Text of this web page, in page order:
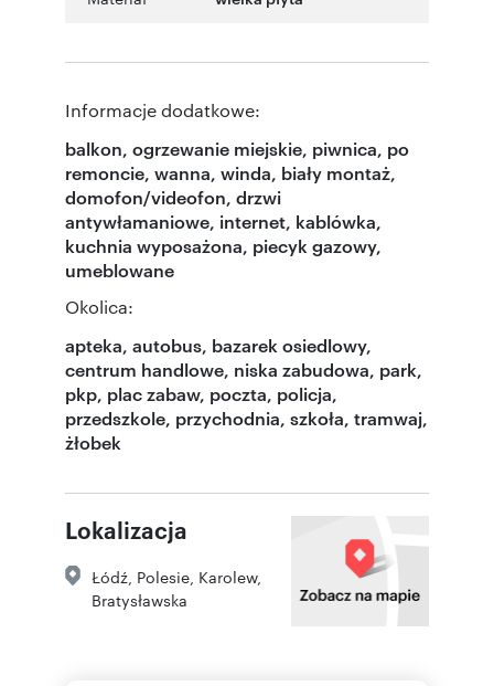
Informacje dodatkowe:
balkon, ogrzewanie miejskie, piwnica, po
remoncie, wanna, winda, biały montaż,
domofon/videofon, drzwi
antywłamaniowe, internet, kablówka,
kuchnia wyposażona, piecyk gazowy,
umeblowane
Okolica:
apteka, autobus, bazarek osiedlowy,
centrum handlowe, niska zabudowa, park,
pkp, plac zabaw, poczta, policja,
przedszkole, przychodnia, szkoła, tramwaj,
żłobek
Lokalizacja
Łódź Polesie Karolew,
Bratysławska